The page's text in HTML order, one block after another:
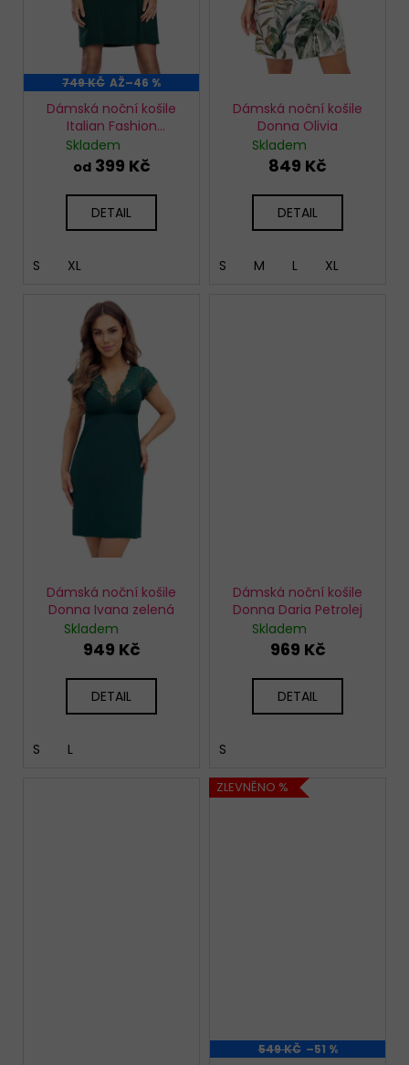
t
ů
749 KČ AŽ–46 %
Dámská noční košile
Italian Fashion
Mandala petrolej
Skladem
od399 Kč
DETAIL
S XL
Dámská noční košile
Donna Olivia
Skladem
849 Kč
DETAIL
S M L XL
Dámská noční košile
Donna Ivana zelená
Skladem
949 Kč
DETAIL
S L
Dámská noční košile
Donna Daria Petrolej
Skladem
969 Kč
DETAIL
S
ZLEVNĚNO %
549 KČ –51 %